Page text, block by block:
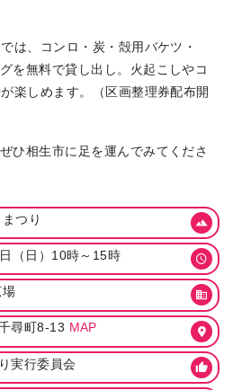
は、コンロ・炭・殻用バケツ・
を無料で貸し出し。火起こしやコ
楽しめます。（区画整理券配布開
ひ相生市に足を運んでみてくださ
つり
（日）10時～15時
場
尋町8-13 MAP
実行委員会